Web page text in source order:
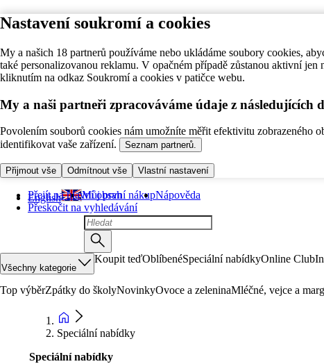
Nastavení soukromí a cookies
My a našich 18 partnerů používáme nebo ukládáme soubory cookies,
také personalizovanou reklamu. V opačném případě zůstanou aktivní
kliknutím na odkaz Soukromí a cookies v patičce webu.
My a naši partneři zpracováváme údaje z následujících
Povolením souborů cookies nám umožníte měřit efektivitu zobrazeného
identifikovat vaše zařízení.
Seznam partnerů.
Přijmout vše Odmítnout vše Vlastní nastavení
Přejít na hlavní obsah
Přeskočit na vyhledávání
English Můj první nákupNápověda
Všechny kategorie
Koupit teďOblíbenéSpeciální nabídkyOnline Club
Top výběrZpátky do školyNovinkyOvoce a zeleninaMléčné, vejce a
Speciální nabídky
Speciální nabídky